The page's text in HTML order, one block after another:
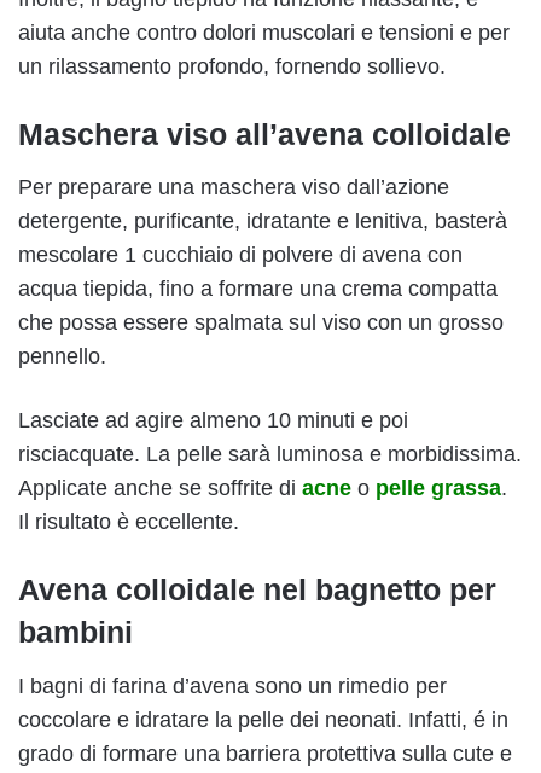
aiuta anche contro dolori muscolari e tensioni e per
un rilassamento profondo, fornendo sollievo.
Maschera viso all’avena colloidale
Per preparare una maschera viso dall’azione
detergente, purificante, idratante e lenitiva, basterà
mescolare 1 cucchiaio di polvere di avena con
acqua tiepida, fino a formare una crema compatta
che possa essere spalmata sul viso con un grosso
pennello.
Lasciate ad agire almeno 10 minuti e poi
risciacquate. La pelle sarà luminosa e morbidissima.
Applicate anche se soffrite di acne o pelle grassa.
Il risultato è eccellente.
Avena colloidale nel bagnetto per
bambini
I bagni di farina d’avena sono un rimedio per
coccolare e idratare la pelle dei neonati. Infatti, é in
grado di formare una barriera protettiva sulla cute e